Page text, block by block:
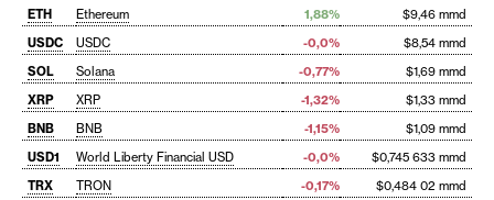
ETH
Ethereum 1,88%
$9,46 mmd
USDC
USDC -0,0%
$8,54 mmd
SOL
Solana -0,77%
$1,69 mmd
XRP
XRP -1,32%
$1,33 mmd
BNB
BNB -1,15%
$1,09 mmd
USD1
World Liberty Financial USD -0,0%
$0,745 633 mmd
TRX
TRON -0,17%
$0,484 02 mmd